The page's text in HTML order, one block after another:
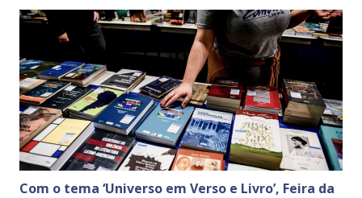
Com o tema ‘Universo em Verso e Livro’, Feira da